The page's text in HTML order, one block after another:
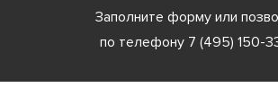
Заполните форму или
по телефону 7 (495) 150-